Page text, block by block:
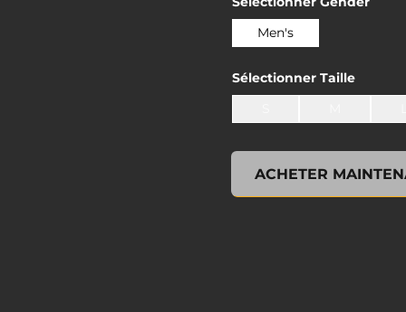
Men's
Sélectionner Taille
ACHETER
undefined, , 0,00 $ US